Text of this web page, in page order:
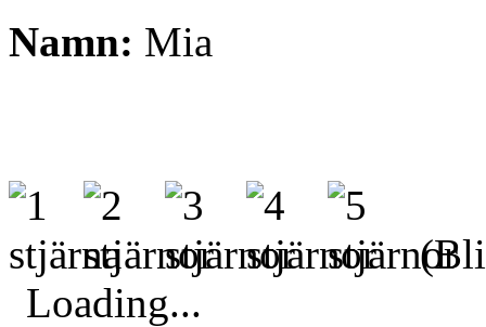
Namn: Mia
(Bli
Loading...